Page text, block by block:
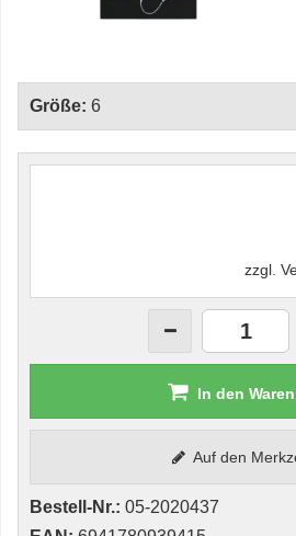
Größe: 6
zzgl.
In den
Auf den
Bestell-Nr.: 05-2020437